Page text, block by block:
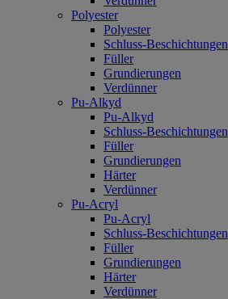
Polyester
Polyester
Schluss-Beschichtungen
Füller
Grundierungen
Verdünner
Pu-Alkyd
Pu-Alkyd
Schluss-Beschichtungen
Füller
Grundierungen
Härter
Verdünner
Pu-Acryl
Pu-Acryl
Schluss-Beschichtungen
Füller
Grundierungen
Härter
Verdünner